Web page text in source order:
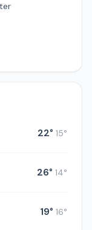
22° 15°
26° 14°
19° 16°